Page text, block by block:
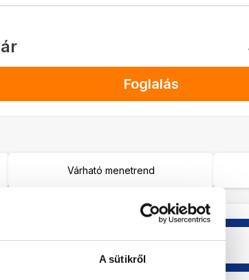
A sütikről
Foglalás
Várható menetrend
Szoba
Utasok